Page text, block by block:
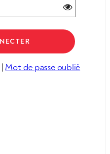
| Mot de passe oublié